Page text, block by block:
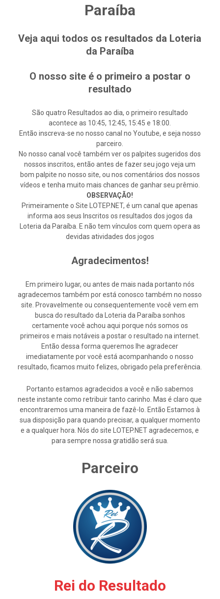
Paraíba
Veja aqui todos os resultados da Loteria
da Paraíba
O nosso site é o primeiro a postar o
resultado
São quatro Resultados ao dia, o primeiro resultado
acontece as 10:45, 12:45, 15:45 e 18:00.
Então inscreva-se no nosso canal no Youtube, e seja nosso
parceiro.
No nosso canal você também ver os palpites sugeridos dos
nossos inscritos, então antes de fazer seu jogo veja um
bom palpite no nosso site, ou nos comentários dos nossos
vídeos e tenha muito mais chances de ganhar seu prêmio.
OBSERVAÇÃO!
Primeiramente o Site LOTEP.NET, é um canal que apenas
informa aos seus Inscritos os resultados dos jogos da
Loteria da Paraíba. E não tem vínculos com quem opera as
devidas atividades dos jogos
Agradecimentos!
Em primeiro lugar, ou antes de mais nada portanto nós
agradecemos também por está conosco também no nosso
site. Provavelmente ou consequentemente você vem em
busca do resultado da Loteria da Paraíba sonhos
certamente você achou aqui porque nós somos os
primeiros e mais notáveis a postar o resultado na internet.
Então dessa forma queremos lhe agradecer
imediatamente por você está acompanhando o nosso
resultado, ficamos muito felizes, obrigado pela preferência.
Portanto estamos agradecidos a você e não sabemos
neste instante como retribuir tanto carinho. Mas é claro que
encontraremos uma maneira de fazê-lo. Então Estamos à
sua disposição para quando precisar, a qualquer momento
e a qualquer hora. Nós do site LOTEP.NET agradecemos, e
para sempre nossa gratidão será sua.
Parceiro
Rei do Resultado